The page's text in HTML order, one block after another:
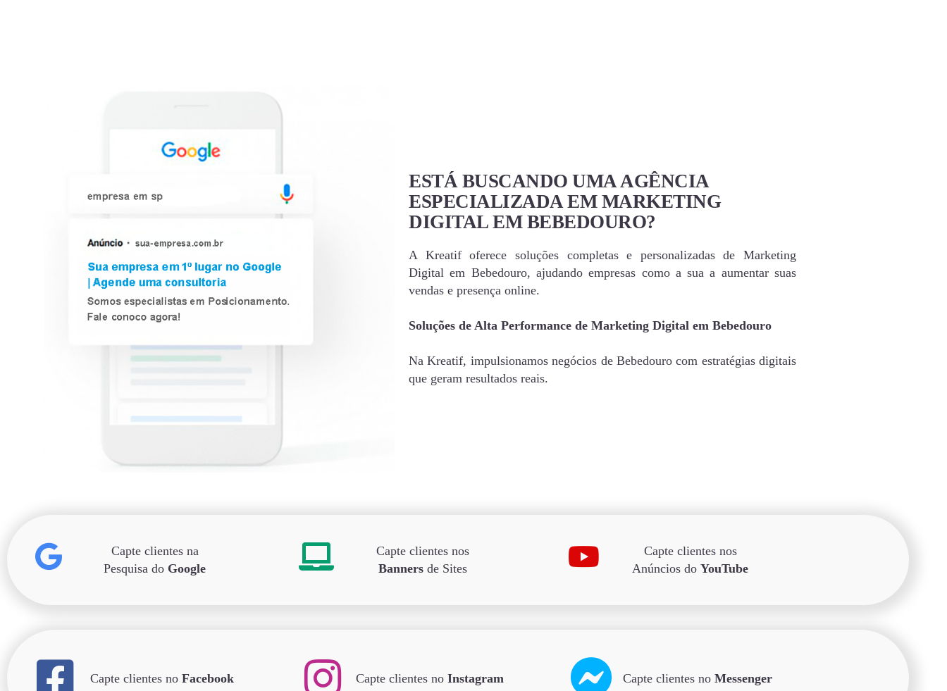
ESTÁ BUSCANDO UMA AGÊNCIA
ESPECIALIZADA EM MARKETING
DIGITAL EM BEBEDOURO?
A Kreatif oferece soluções completas e personalizadas de Marketing
Digital em Bebedouro, ajudando empresas como a sua a aumentar suas
vendas e presença online.
Soluções de Alta Performance de Marketing Digital em Bebedouro
Na Kreatif, impulsionamos negócios de Bebedouro com estratégias digitais
que geram resultados reais.
Capte clientes na
Pesquisa do Google
Capte clientes nos
Bannersde Sites
Capte clientes nos
Anúncios doYouTube
Capte clientes no Facebook Capte clientes no Instagram Capte clientes no Messenger